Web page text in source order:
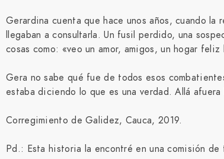
Gerardina cuenta que hace unos años, cuando
llegaban a consultarla. Un fusil perdido, una
cosas como: «veo un amor, amigos, un hogar
Gera no sabe qué fue de todos esos
estaba diciendo lo que es una verdad. Allá
Corregimiento de Galidez, Cauca, 2019.
Pd.: Esta historia la encontré en una comisión de